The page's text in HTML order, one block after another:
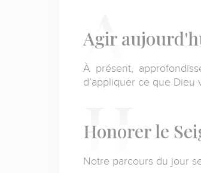
Agir
À présent,
d’appliquer ce que
Honorerle
Notre parcours du jour